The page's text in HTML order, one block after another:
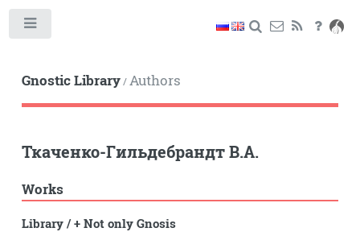
Gnostic Library/Authors
Ткаченко-Гильдебрандт В.А.
Works
Library/+ Not only Gnosis